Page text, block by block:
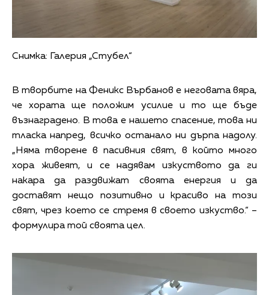
Снимка: Галерия „Стубел“
В творбите на Феникс Върбанов е неговата вяра,
че хората ще положим усилие и то ще бъде
възнаградено. В това е нашето спасение, това ни
тласка напред, всичко останало ни дърпа надолу.
„Няма творене в пасивния свят, в който много
хора живеят, и се надявам изкуството да ги
накара да раздвижат своята енергия и да
доставят нещо позитивно и красиво на този
свят, чрез което се стремя в своето изкуство.“ –
формулира той своята цел.